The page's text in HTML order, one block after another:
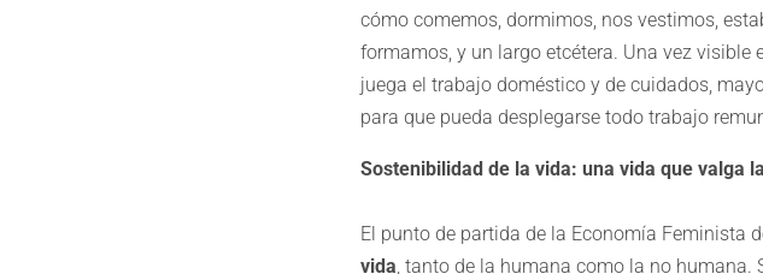
cómo comemos, dormimos, nos vestimos,
formamos, y un largo etcétera. Una vez
juega el trabajo doméstico y de cuidados,
para que pueda desplegarse todo trabajo
Sostenibilidad de la vida: una vida que valga
El punto de partida de la Economía Feminista
vida , tanto de la humana como la no